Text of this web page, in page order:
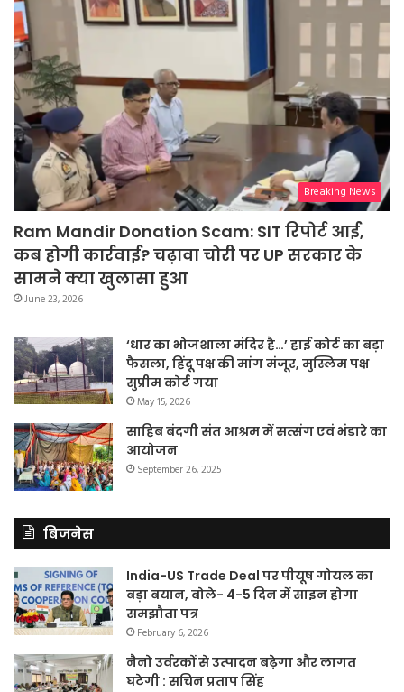
Breaking News
Ram Mandir Donation Scam: SIT रिपोर्ट आई,
कब होगी कार्रवाई? चढ़ावा चोरी पर UP सरकार के
सामने क्या खुलासा हुआ
June 23, 2026
‘धार का भोजशाला मंदिर है…’ हाई कोर्ट का बड़ा
फैसला, हिंदू पक्ष की मांग मंजूर, मुस्लिम पक्ष
सुप्रीम कोर्ट गया
May 15, 2026
साहिब बंदगी संत आश्रम में सत्संग एवं भंडारे का
आयोजन
September 26, 2025
बिजनेस
India-US Trade Deal पर पीयूष गोयल का
बड़ा बयान, बोले- 4-5 दिन में साइन होगा
समझौता पत्र
February 6, 2026
नैनो उर्वरकों से उत्पादन बढ़ेगा और लागत
घटेगी : सचिन प्रताप सिंह